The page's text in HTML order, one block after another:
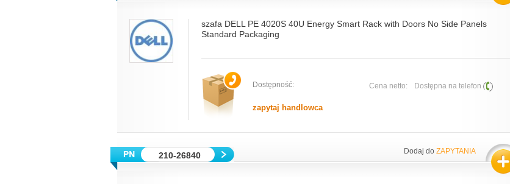
szafa DELL PE 4020S 40U Energy Smart Rack with Doors No Side Panels
Standard Packaging
Dostępność:
zapytaj handlowca
Cena netto: Dostępna na telefon
210-26840 Dodaj do ZAPYTANIA